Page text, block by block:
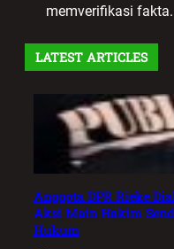
memverifikasi fakta.
LATEST ARTICLES
Anggota DPR Rieke
Aksi Main Hakim
Hukum